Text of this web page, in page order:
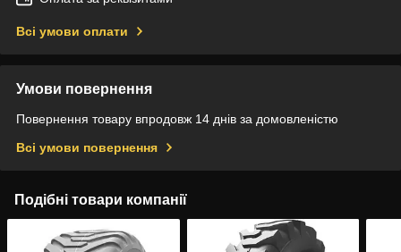
Всі умови оплати
Умови повернення
Повернення товару впродовж 14 днів за домовленістю
Всі умови повернення
Подібні товари компанії